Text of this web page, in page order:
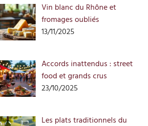
Vin blanc du Rhône et
fromages oubliés
13/11/2025
Accords inattendus : street
food et grands crus
23/10/2025
Les plats traditionnels du